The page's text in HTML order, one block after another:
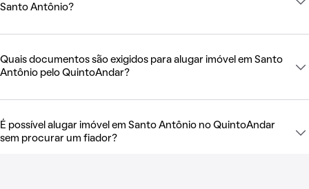
Santo Antônio?
Quais documentos são exigidos para alugar imóvel em Santo
Antônio pelo QuintoAndar?
É possível alugar imóvel em Santo Antônio no QuintoAndar
sem procurar um fiador?